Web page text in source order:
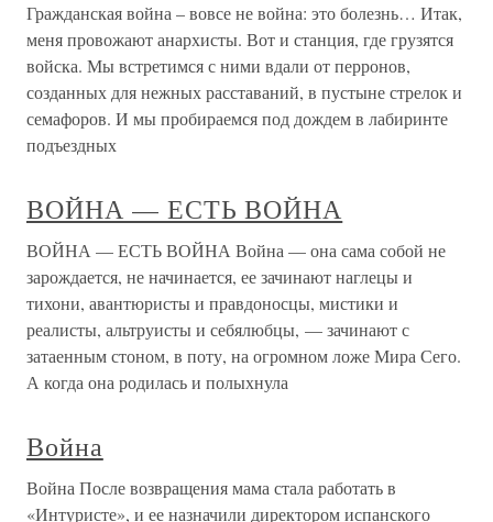
Гражданская война – вовсе не война: это болезнь… Итак,
меня провожают анархисты. Вот и станция, где грузятся
войска. Мы встретимся с ними вдали от перронов,
созданных для нежных расставаний, в пустыне стрелок и
семафоров. И мы пробираемся под дождем в лабиринте
подъездных
ВОЙНА — ЕСТЬ ВОЙНА
ВОЙНА — ЕСТЬ ВОЙНА Война — она сама собой не
зарождается, не начинается, ее зачинают наглецы и
тихони, авантюристы и правдоносцы, мистики и
реалисты, альтруисты и себялюбцы, — зачинают с
затаенным стоном, в поту, на огромном ложе Мира Сего.
А когда она родилась и полыхнула
Война
Война После возвращения мама стала работать в
«Интуристе», и ее назначили директором испанского